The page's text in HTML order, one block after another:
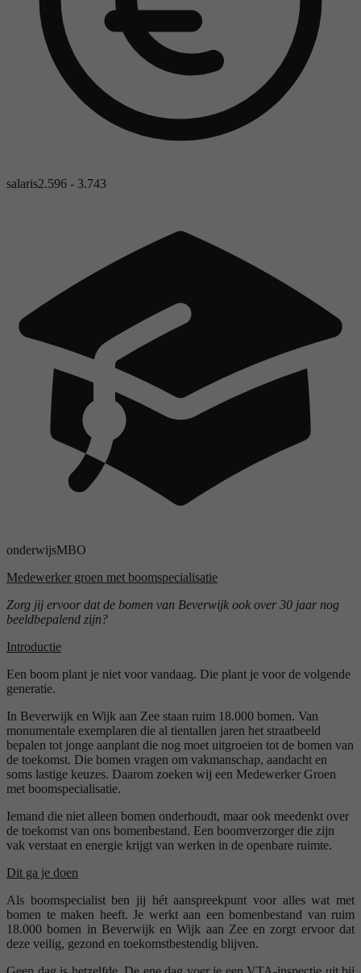
salaris2.596 - 3.743
onderwijsMBO
Medewerker groen met boomspecialisatie
Zorg jij ervoor dat de bomen van Beverwijk ook over 30 jaar nog
beeldbepalend zijn?
Introductie
Een boom plant je niet voor vandaag. Die plant je voor de volgende
generatie.
In Beverwijk en Wijk aan Zee staan ruim 18.000 bomen. Van
monumentale exemplaren die al tientallen jaren het straatbeeld
bepalen tot jonge aanplant die nog moet uitgroeien tot de bomen van
de toekomst. Die bomen vragen om vakmanschap, aandacht en
soms lastige keuzes. Daarom zoeken wij een Medewerker Groen
met boomspecialisatie.
Iemand die niet alleen bomen onderhoudt, maar ook meedenkt over
de toekomst van ons bomenbestand. Een boomverzorger die zijn
vak verstaat en energie krijgt van werken in de openbare ruimte.
Dit ga je doen
Als boomspecialist ben jij hét aanspreekpunt voor alles wat met
bomen te maken heeft. Je werkt aan een bomenbestand van ruim
18.000 bomen in Beverwijk en Wijk aan Zee en zorgt ervoor dat
deze veilig, gezond en toekomstbestendig blijven.